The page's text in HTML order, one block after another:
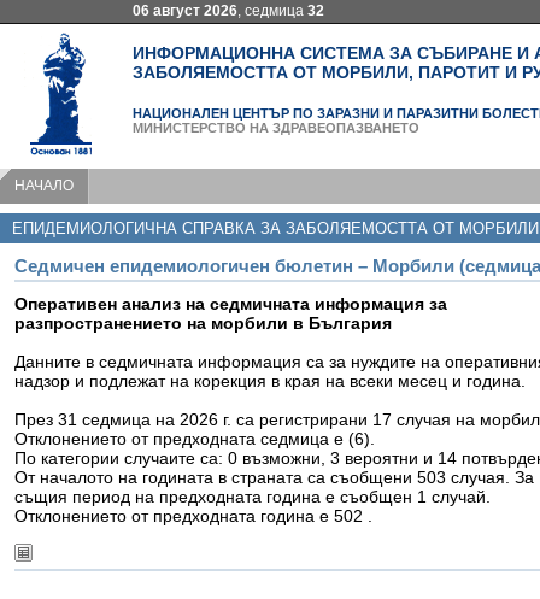
06 август 2026, седмица 32
ИНФОРМАЦИОННА СИСТЕМА ЗА СЪБИРАНЕ И
ЗАБОЛЯЕМОСТТА ОТ МОРБИЛИ, ПАРОТИТ И
НАЦИОНАЛЕН ЦЕНТЪР ПО ЗАРАЗНИ И ПАРАЗИТНИ
МИНИСТЕРСТВО НА ЗДРАВЕОПАЗВАНЕТО
НАЧАЛО
ЕПИДЕМИОЛОГИЧНА СПРАВКА ЗА ЗАБОЛЯЕМОСТТА ОТ МОРБИЛИ
Седмичен епидемиологичен бюлетин – Морбили
Оперативен анализ на седмичната информация за
разпространението на морбили в България
Данните в седмичната информация са за нуждите на
надзор и подлежат на корекция в края на всеки месец и година.
През 31 седмица на 2026 г. са регистрирани 17 случая на
Отклонението от предходната седмица е (6).
По категории случаите са: 0 възможни, 3 вероятни и 14
От началото на годината в страната са съобщени 503 случая. За
същия период на предходната година e съобщен 1 случай.
Отклонението от предходната година е 502 .